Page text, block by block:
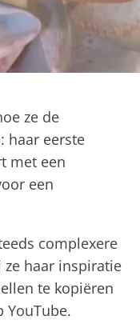
ze de
haar eerste
met een
een
complexere
haar inspiratie
te kopiëren